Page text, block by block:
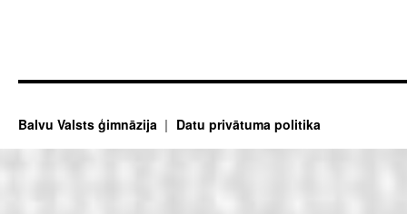
Balvu Valsts ģimnāzija Datu privātuma politika